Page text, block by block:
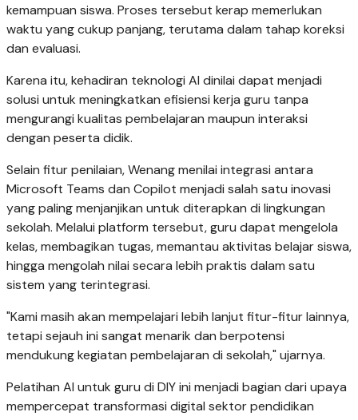
kemampuan siswa. Proses tersebut kerap memerlukan
waktu yang cukup panjang, terutama dalam tahap koreksi
dan evaluasi.
Karena itu, kehadiran teknologi AI dinilai dapat menjadi
solusi untuk meningkatkan efisiensi kerja guru tanpa
mengurangi kualitas pembelajaran maupun interaksi
dengan peserta didik.
Selain fitur penilaian, Wenang menilai integrasi antara
Microsoft Teams dan Copilot menjadi salah satu inovasi
yang paling menjanjikan untuk diterapkan di lingkungan
sekolah. Melalui platform tersebut, guru dapat mengelola
kelas, membagikan tugas, memantau aktivitas belajar siswa,
hingga mengolah nilai secara lebih praktis dalam satu
sistem yang terintegrasi.
"Kami masih akan mempelajari lebih lanjut fitur-fitur lainnya,
tetapi sejauh ini sangat menarik dan berpotensi
mendukung kegiatan pembelajaran di sekolah," ujarnya.
Pelatihan AI untuk guru di DIY ini menjadi bagian dari upaya
mempercepat transformasi digital sektor pendidikan